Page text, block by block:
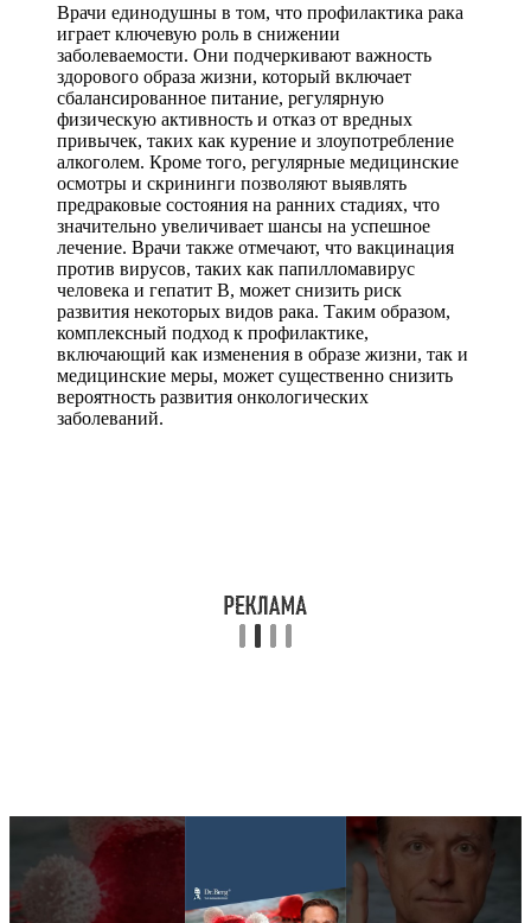
Врачи единодушны в том, что профилактика рака
играет ключевую роль в снижении
заболеваемости. Они подчеркивают важность
здорового образа жизни, который включает
сбалансированное питание, регулярную
физическую активность и отказ от вредных
привычек, таких как курение и злоупотребление
алкоголем. Кроме того, регулярные медицинские
осмотры и скрининги позволяют выявлять
предраковые состояния на ранних стадиях, что
значительно увеличивает шансы на успешное
лечение. Врачи также отмечают, что вакцинация
против вирусов, таких как папилломавирус
человека и гепатит B, может снизить риск
развития некоторых видов рака. Таким образом,
комплексный подход к профилактике,
включающий как изменения в образе жизни, так и
медицинские меры, может существенно снизить
вероятность развития онкологических
заболеваний.